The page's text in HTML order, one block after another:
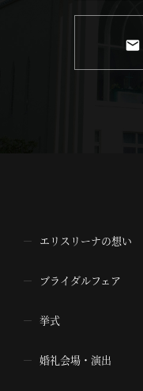
エリスリーナの想い
ブライダルフェア
挙式
婚礼会場・演出